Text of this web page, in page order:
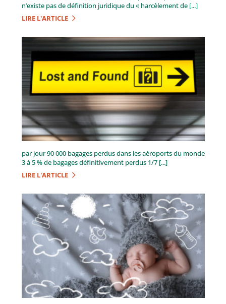
n’existe pas de définition juridique du « harcèlement de [...]
LIRE L'ARTICLE
par jour 90 000 bagages perdus dans les aéroports du monde
3 à 5 % de bagages définitivement perdus 1/7 [...]
LIRE L'ARTICLE